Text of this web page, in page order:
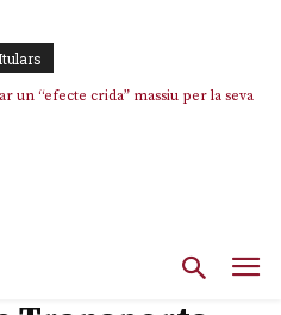
un “efecte crida” massiu per la seva